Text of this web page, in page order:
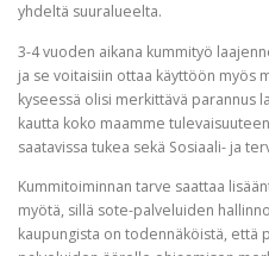
yhdeltä suuralueelta.
3-4 vuoden aikana kummityö
ja se voitaisiin ottaa käyttöön myös
kyseessä olisi merkittävä parannus
kautta koko maamme
saatavissa tukea sekä Sosiaali- ja
Kummitoiminnan tarve saattaa
myötä, sillä sote-palveluiden
kaupungista on todennäköistä,